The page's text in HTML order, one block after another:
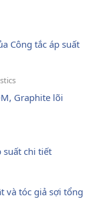
Công tắc áp suất
Graphite lõi
suất chi tiết
và tóc giả sợi tổng